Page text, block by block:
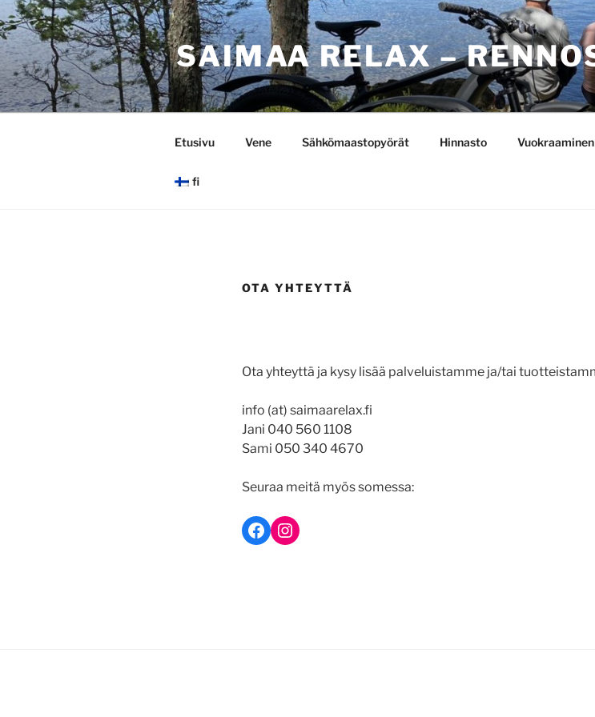
Siirry
sisältöön
SAIMAA RELAX –
Etusivu Vene Sähkömaastopyörät Hinnasto Vuokraaminen
fi
OTA YHTEYTTÄ
Ota yhteyttä ja kysy lisää palveluistamme ja/tai
info (at) saimaarelax.fi
Jani 040 560 1108
Sami 050 340 4670
Seuraa meitä myös somessa:
Facebook
Instagram